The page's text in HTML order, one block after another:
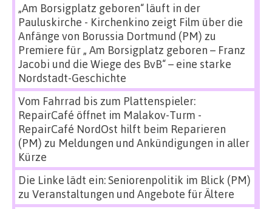
„Am Borsigplatz geboren“ läuft in der
Pauluskirche - Kirchenkino zeigt Film über die
Anfänge von Borussia Dortmund (PM) zu
Premiere für „ Am Borsigplatz geboren – Franz
Jacobi und die Wiege des BvB“ – eine starke
Nordstadt-Geschichte
Vom Fahrrad bis zum Plattenspieler:
RepairCafé öffnet im Malakov-Turm -
RepairCafé NordOst hilft beim Reparieren
(PM) zu Meldungen und Ankündigungen in aller
Kürze
Die Linke lädt ein: Seniorenpolitik im Blick (PM)
zu Veranstaltungen und Angebote für Ältere